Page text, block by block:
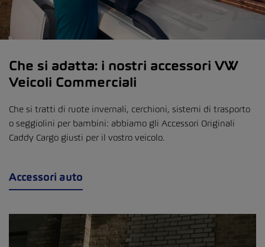
Che si adatta: i nostri accessori VW
Veicoli Commerciali
Che si tratti di ruote invernali, cerchioni, sistemi di trasporto
o seggiolini per bambini: abbiamo gli Accessori Originali
Caddy Cargo giusti per il vostro veicolo.
Accessori auto